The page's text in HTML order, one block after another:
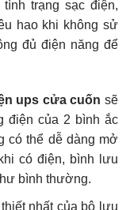
trạng sạc điện,
hao khi không sử
đủ điện năng để
ups cửa cuốn sẽ
điện của 2 bình ắc
có thể dễ dàng mở
có điện, bình lưu
bình thường.
nhất của bộ lưu